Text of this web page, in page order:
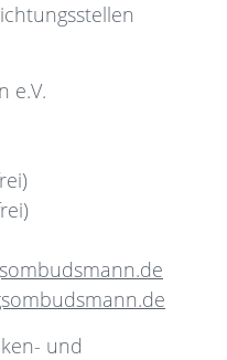
e.V.
und